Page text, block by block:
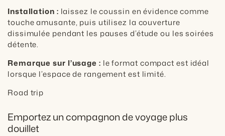
Installation : laissez le coussin en évidence comme
touche amusante, puis utilisez la couverture
dissimulée pendant les pauses d’étude ou les soirées
détente.
Remarque sur l’usage : le format compact est idéal
lorsque l’espace de rangement est limité.
Road trip
Emportez un compagnon de voyage plus
douillet